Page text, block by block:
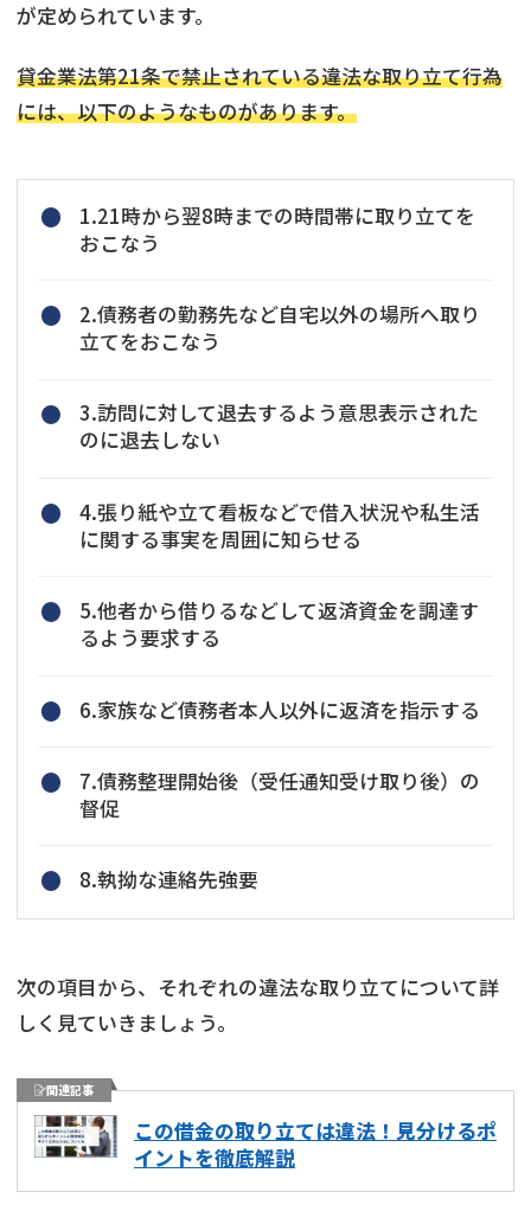
が定められています。
貸金業法第21条で禁止されている違法な取り立て行為
には、以下のようなものがあります。
1.21時から翌8時までの時間帯に取り立てを
おこなう
2.債務者の勤務先など自宅以外の場所へ取り
立てをおこなう
3.訪問に対して退去するよう意思表示された
のに退去しない
4.張り紙や立て看板などで借入状況や私生活
に関する事実を周囲に知らせる
5.他者から借りるなどして返済資金を調達す
るよう要求する
6.家族など債務者本人以外に返済を指示する
7.債務整理開始後（受任通知受け取り後）の
督促
8.執拗な連絡先強要
次の項目から、それぞれの違法な取り立てについて詳
しく見ていきましょう。
関連記事
この借金の取り立ては違法！見分けるポ
イントを徹底解説